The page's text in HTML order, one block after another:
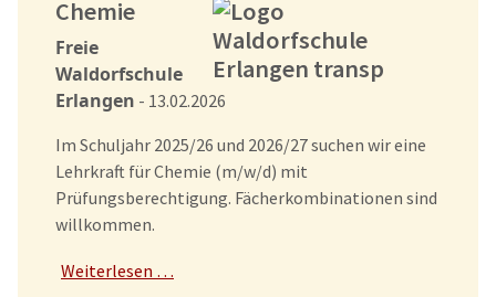
Chemie
Freie
Waldorfschule
Erlangen - 13.02.2026
Im Schuljahr 2025/26 und 2026/27 suchen wir eine
Lehrkraft für Chemie (m/w/d) mit
Prüfungsberechtigung. Fächerkombinationen sind
willkommen.
Weiterlesen …